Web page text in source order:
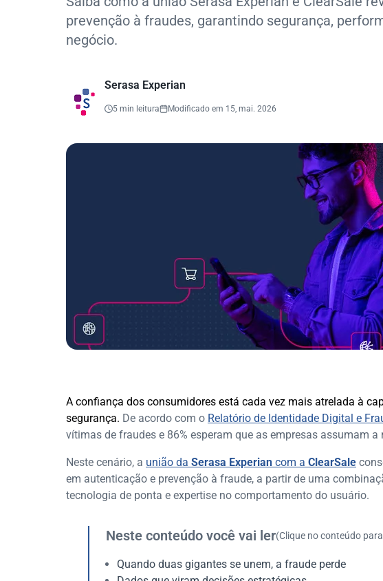
prevenção à fraudes, garantindo segurança,
negócio.
Serasa Experian
5 min leitura Modificado em 15, mai. 2026
A confiança dos consumidores está cada vez mais atrelada à
segurança. De acordo com o Relatório de Identidade Digital e
vítimas de fraudes e 86% esperam que as empresas assumam
Neste cenário, a união da Serasa Experian com a ClearSale
em autenticação e prevenção à fraude, a partir de uma
tecnologia de ponta e expertise no comportamento do usuário.
Neste conteúdo você vai ler(Clique no conteúdo
Quando duas gigantes se unem, a fraude perde